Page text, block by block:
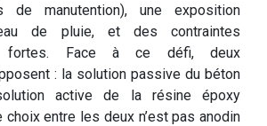
de manutention), une exposition
de pluie, et des contraintes
fortes. Face à ce défi, deux
: la solution passive du béton
active de la résine époxy
choix entre les deux n’est pas anodin